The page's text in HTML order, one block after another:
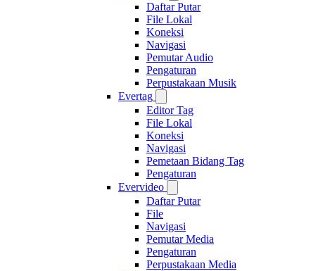
Daftar Putar
File Lokal
Koneksi
Navigasi
Pemutar Audio
Pengaturan
Perpustakaan Musik
Evertag
Editor Tag
File Lokal
Koneksi
Navigasi
Pemetaan Bidang Tag
Pengaturan
Evervideo
Daftar Putar
File
Navigasi
Pemutar Media
Pengaturan
Perpustakaan Media